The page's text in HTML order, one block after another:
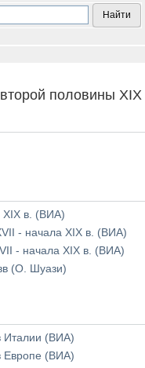
половины XIX
XIX в. (ВИА)
- начала XIX в. (ВИА)
- начала XIX в. (ВИА)
(О. Шуази)
Италии (ВИА)
Европе (ВИА)